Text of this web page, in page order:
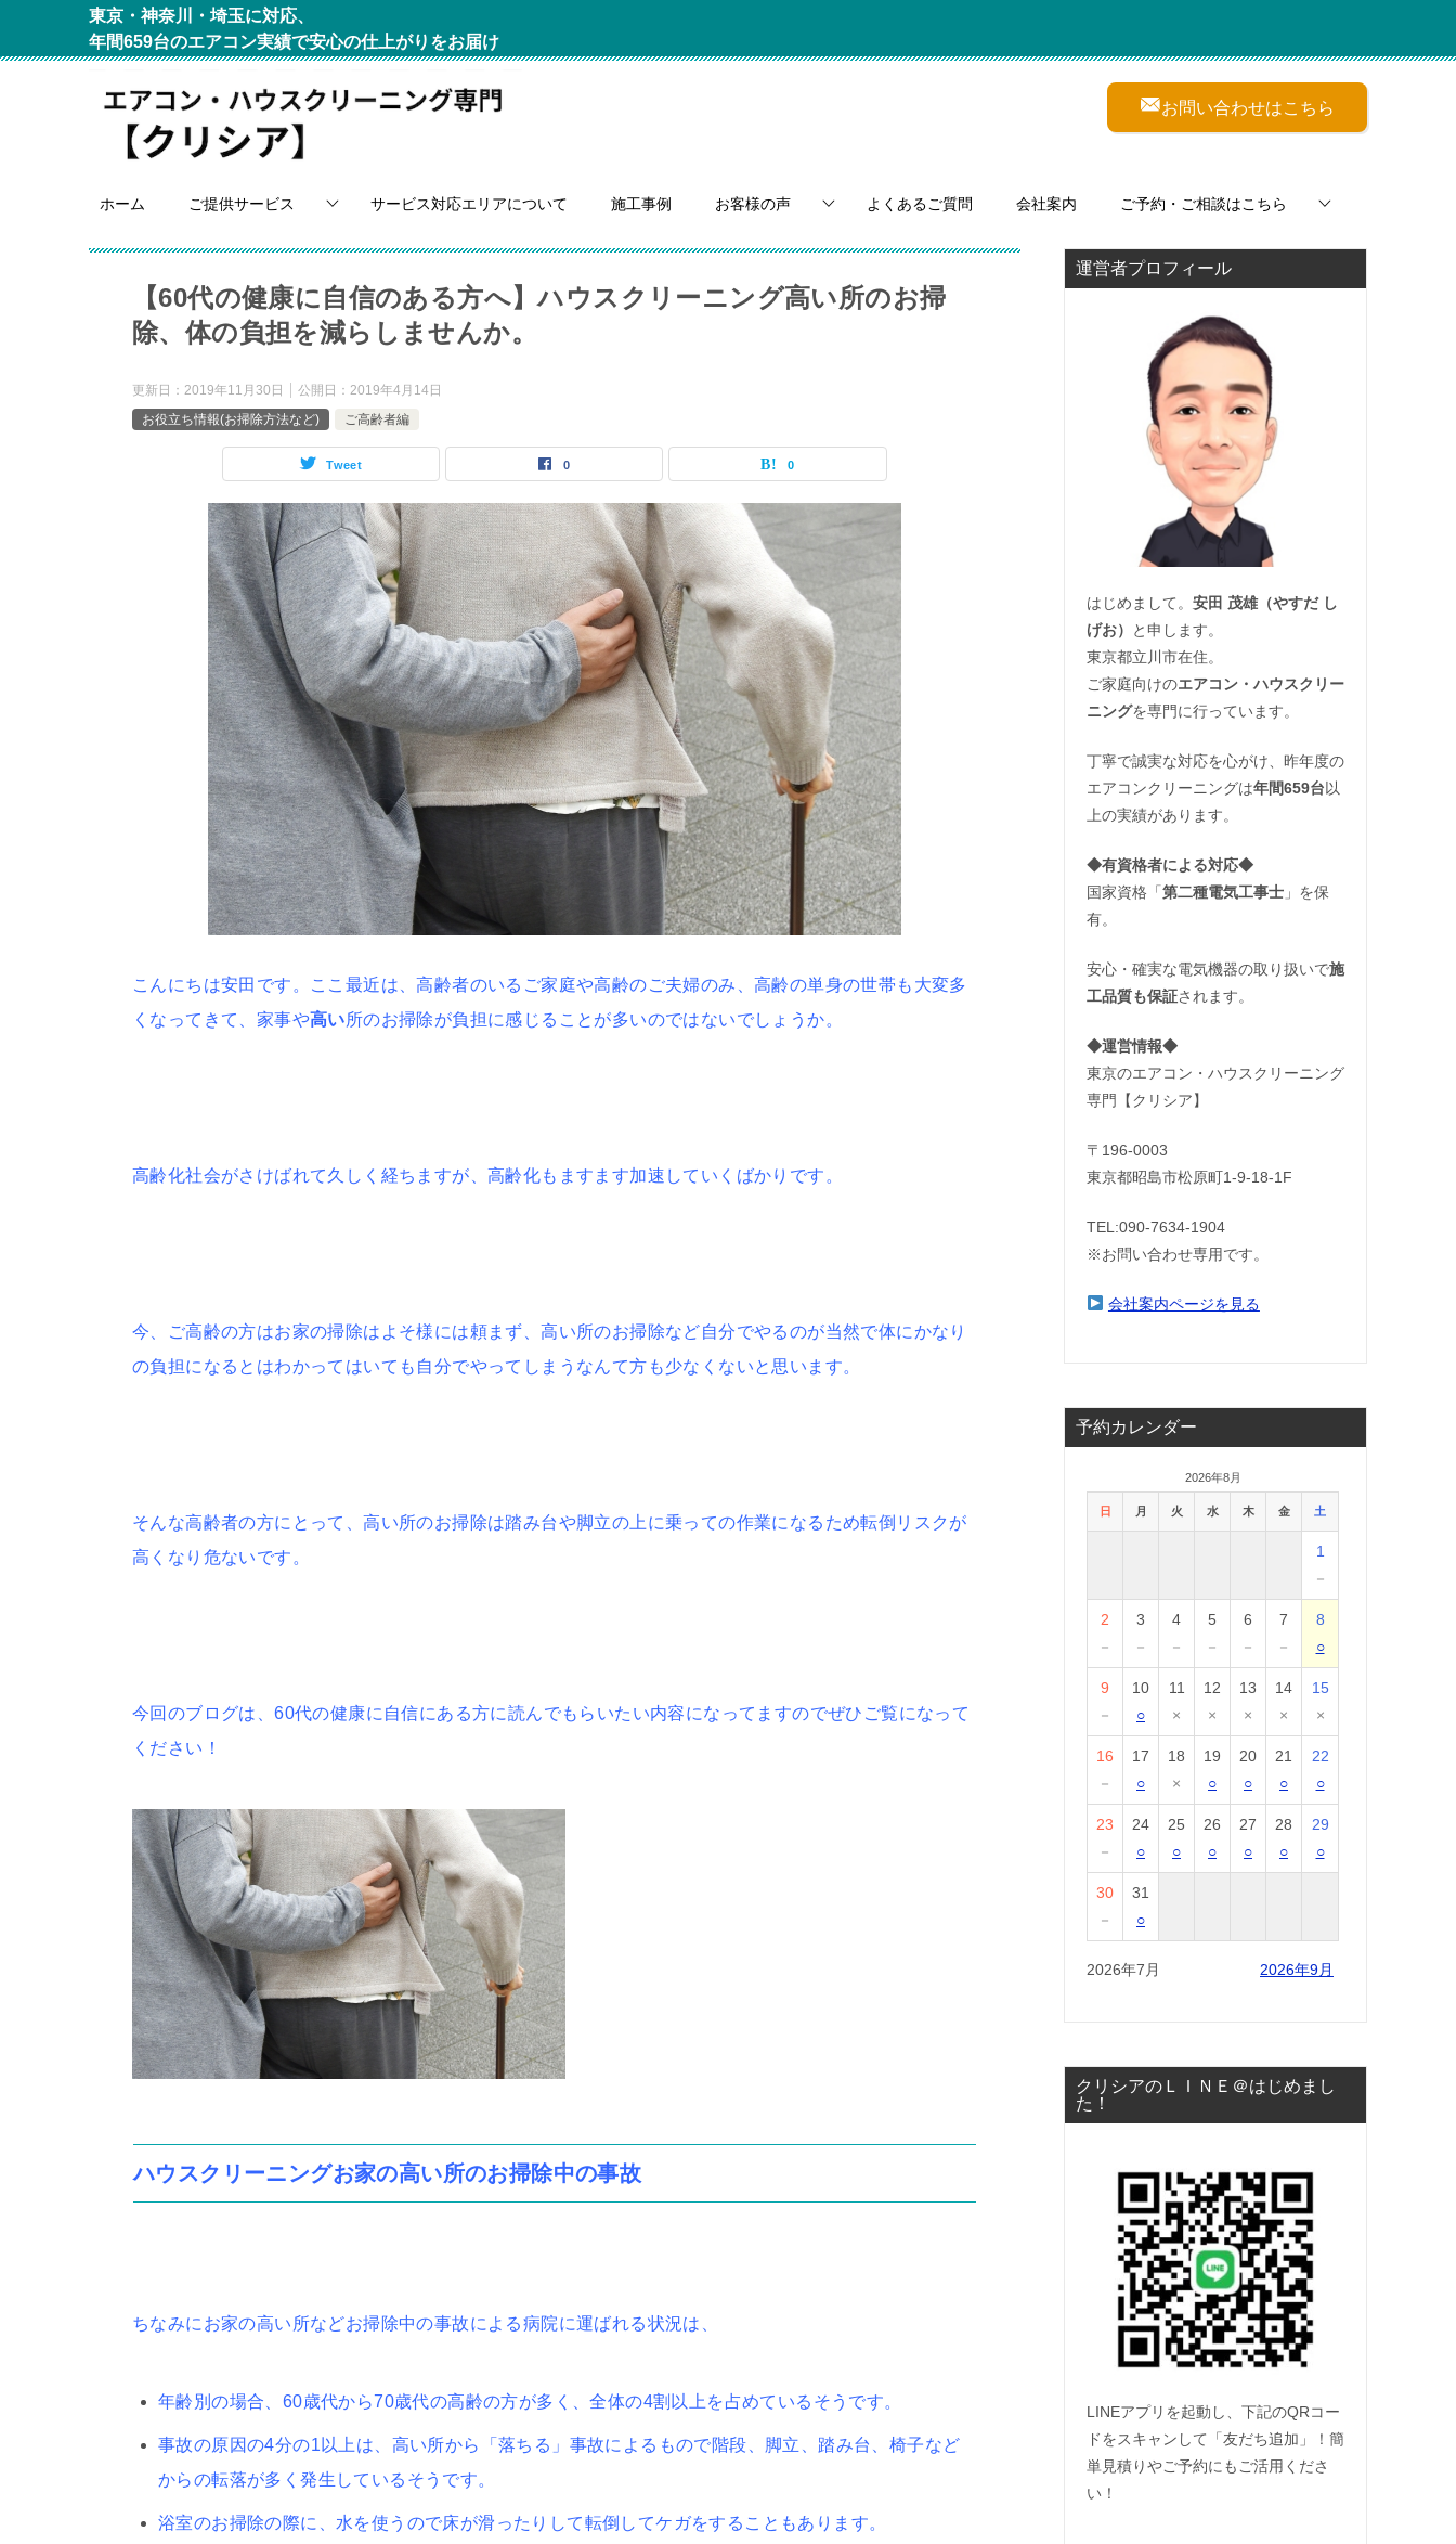
東京・神奈川・埼玉に対応、
年間659台のエアコン実績で安心の仕上がりをお届け
お問い合わせはこちら
ホーム ご提供サービス サービス対応エリアについて 施工事例 お客様の声 よくあるご質問 会社案内 ご予約・ご相談はこちら
【60代の健康に自信のある方へ】ハウスクリーニング高い所のお掃
除、体の負担を減らしませんか。
更新日： 2019年11月30日 公開日： 2019年4月14日
お役立ち情報(お掃除方法など)
ご高齢者編
Tweet 0 0
こんにちは安田です。ここ最近は、高齢者のいるご家庭や高齢のご夫婦のみ、高齢の単身の世帯も大変多
くなってきて、家事や高い所のお掃除が負担に感じることが多いのではないでしょうか。
高齢化社会がさけばれて久しく経ちますが、高齢化もますます加速していくばかりです。
今、ご高齢の方はお家の掃除はよそ様には頼まず、高い所のお掃除など自分でやるのが当然で体にかなり
の負担になるとはわかってはいても自分でやってしまうなんて方も少なくないと思います。
そんな高齢者の方にとって、高い所のお掃除は踏み台や脚立の上に乗っての作業になるため転倒リスクが
高くなり危ないです。
今回のブログは、60代の健康に自信にある方に読んでもらいたい内容になってますのでぜひご覧になって
ください！
ハウスクリーニングお家の高い所のお掃除中の事故
ちなみにお家の高い所などお掃除中の事故による病院に運ばれる状況は、
年齢別の場合、60歳代から70歳代の高齢の方が多く、全体の4割以上を占めているそうです。
事故の原因の4分の1以上は、高い所から「落ちる」事故によるもので階段、脚立、踏み台、椅子など
からの転落が多く発生しているそうです。
浴室のお掃除の際に、水を使うので床が滑ったりして転倒してケガをすることもあります。
運営者プロフィール
はじめまして。 安田 茂雄（やすだ し
げお）
と申します。
東京都立川市在住。
ご家庭向けのエアコン・ハウスクリー
ニングを専門に行っています。
丁寧で誠実な対応を心がけ、昨年度の
エアコンクリーニングは年間659台以
上の実績があります。
◆有資格者による対応◆
国家資格「第二種電気工事士 」を保
有。
安心・確実な電気機器の取り扱いで施
工品質も保証されます。
◆運営情報◆
東京のエアコン・ハウスクリーニング
専門【クリシア】
〒196-0003
東京都昭島市松原町1-9‐18‐1F
TEL:090-7634-1904
※お問い合わせ専用です。
会社案内ページを見る
予約カレンダー
2026年8月
日 月 火 水 木 金 土
1
－
2
－
3
－
4
－
5
－
6
－
7
－
8
○
9
－
10
○
11
×
12
×
13
×
14
×
15
×
16
－
17
○
18
×
19
○
20
○
21
○
22
○
23
－
24
○
25
○
26
○
27
○
28
○
29
○
30
－
31
○
2026年7月 2026年9月
クリシアのＬＩＮＥ＠はじめまし
た！
LINEアプリを起動し、下記のQRコー
ドをスキャンして「友だち追加」！簡
単見積りやご予約にもご活用くださ
い！